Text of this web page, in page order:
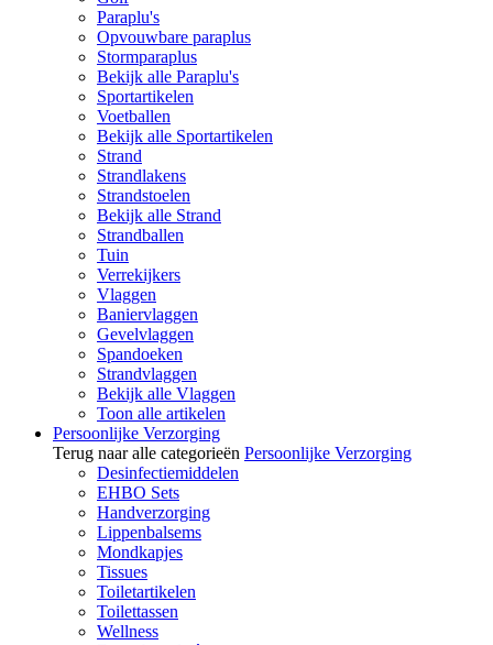
Paraplu's
Opvouwbare paraplus
Stormparaplus
Bekijk alle Paraplu's
Sportartikelen
Voetballen
Bekijk alle Sportartikelen
Strand
Strandlakens
Strandstoelen
Bekijk alle Strand
Strandballen
Tuin
Verrekijkers
Vlaggen
Baniervlaggen
Gevelvlaggen
Spandoeken
Strandvlaggen
Bekijk alle Vlaggen
Toon alle artikelen
Persoonlijke Verzorging
Terug naar alle categorieën Persoonlijke Verzorging
Desinfectiemiddelen
EHBO Sets
Handverzorging
Lippenbalsems
Mondkapjes
Tissues
Toiletartikelen
Toilettassen
Wellness